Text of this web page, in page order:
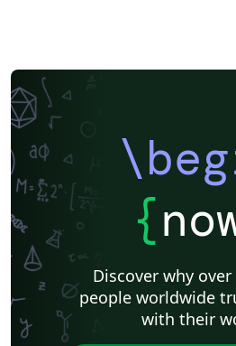
{
Discover why
people worldwide
with their